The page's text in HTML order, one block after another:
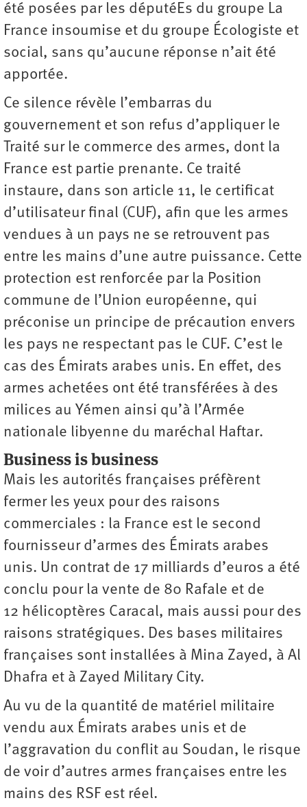
été posées par les députéEs du groupe La
France insoumise et du groupe Écologiste et
social, sans qu’aucune réponse n’ait été
apportée.
Ce silence révèle l’embarras du
gouvernement et son refus d’appliquer le
Traité sur le commerce des armes, dont la
France est partie prenante. Ce traité
instaure, dans son article 11, le certificat
d’utilisateur final (CUF), afin que les armes
vendues à un pays ne se retrouvent pas
entre les mains d’une autre puissance. Cette
protection est renforcée par la Position
commune de l’Union européenne, qui
préconise un principe de précaution envers
les pays ne respectant pas le CUF. C’est le
cas des Émirats arabes unis. En effet, des
armes achetées ont été transférées à des
milices au Yémen ainsi qu’à l’Armée
nationale libyenne du maréchal Haftar.
Business is business
Mais les autorités françaises préfèrent
fermer les yeux pour des raisons
commerciales : la France est le second
fournisseur d’armes des Émirats arabes
unis. Un contrat de 17 milliards d’euros a été
conclu pour la vente de 80 Rafale et de
12 hélicoptères Caracal, mais aussi pour des
raisons stratégiques. Des bases militaires
françaises sont installées à Mina Zayed, à Al
Dhafra et à Zayed Military City.
Au vu de la quantité de matériel militaire
vendu aux Émirats arabes unis et de
l’aggravation du conflit au Soudan, le risque
de voir d’autres armes françaises entre les
mains des RSF est réel.